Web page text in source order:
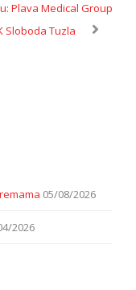
Plava Medical Group
Sloboda Tuzla
05/08/2026
2026